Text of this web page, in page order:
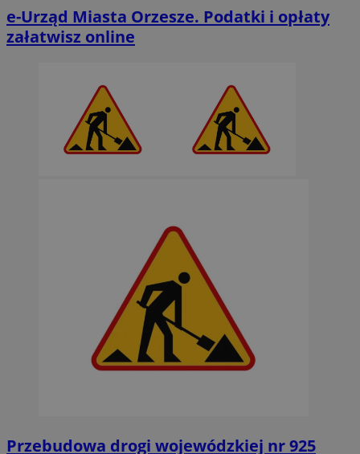
e-Urząd Miasta Orzesze. Podatki i opłaty
załatwisz online
Przebudowa drogi wojewódzkiej nr 925